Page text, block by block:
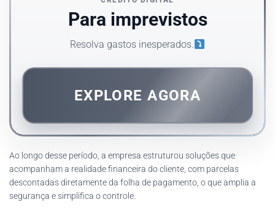
Para imprevistos
Resolva gastos inesperados.
EXPLORE AGORA
Ao longo desse período, a empresa estruturou soluções que
acompanham a realidade financeira do cliente, com parcelas
descontadas diretamente da folha de pagamento, o que amplia a
segurança e simplifica o controle.